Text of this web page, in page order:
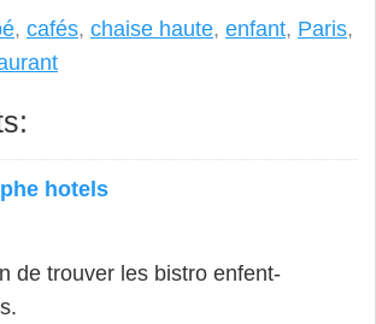
, cafés, chaise haute, enfant, Paris,
hotels
de trouver les bistro enfent-